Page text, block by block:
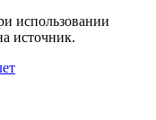
использовании
источник.